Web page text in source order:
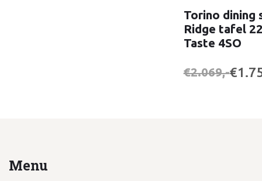
Torino dining
Ridge tafel
Taste 4SO
€2.069,-
Menu